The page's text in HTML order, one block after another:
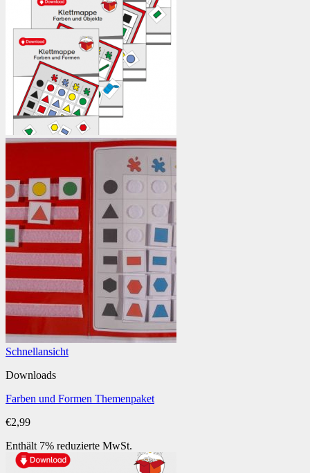
Schnellansicht
Downloads
Farben und Formen Themenpaket
€2,99
Enthält 7% reduzierte MwSt.